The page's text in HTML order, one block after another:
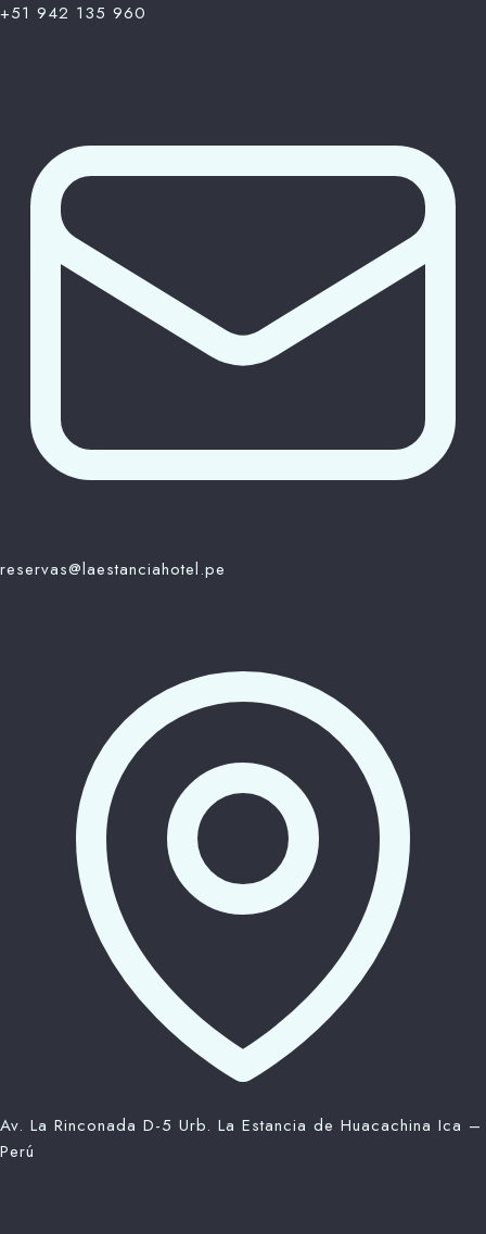
+51 942 135 960
reservas@laestanciahotel.pe
Av. La Rinconada D-5 Urb. La Estancia de Huacachina Ica –
Perú